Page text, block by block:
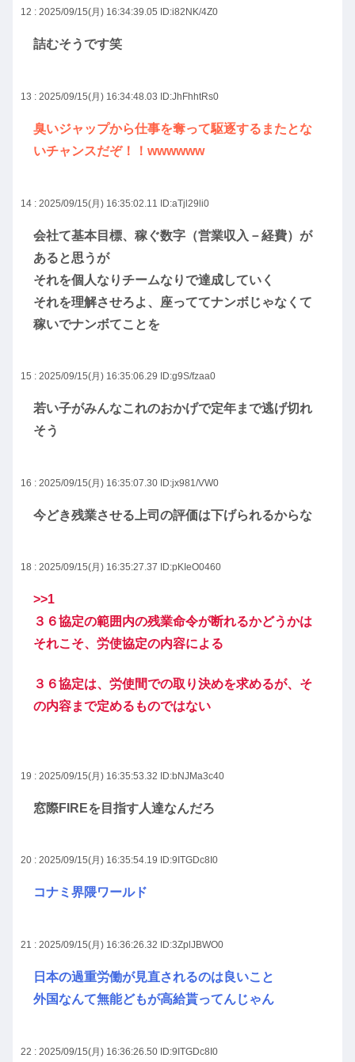
12 : 2025/09/15(月) 16:34:39.05 ID:i82NK/4Z0
詰むそうです笑
13 : 2025/09/15(月) 16:34:48.03 ID:JhFhhtRs0
臭いジャップから仕事を奪って駆逐するまたとな
いチャンスだぞ！！wwwwww
14 : 2025/09/15(月) 16:35:02.11 ID:aTjl29li0
会社て基本目標、稼ぐ数字（営業収入－経費）が
あると思うが
それを個人なりチームなりで達成していく
それを理解させろよ、座っててナンボじゃなくて
稼いでナンボてことを
15 : 2025/09/15(月) 16:35:06.29 ID:g9S/fzaa0
若い子がみんなこれのおかげで定年まで逃げ切れ
そう
16 : 2025/09/15(月) 16:35:07.30 ID:jx981/VW0
今どき残業させる上司の評価は下げられるからな
18 : 2025/09/15(月) 16:35:27.37 ID:pKIeO0460
>>1
３６協定の範囲内の残業命令が断れるかどうかは
それこそ、労使協定の内容による
３６協定は、労使間での取り決めを求めるが、そ
の内容まで定めるものではない
19 : 2025/09/15(月) 16:35:53.32 ID:bNJMa3c40
窓際FIREを目指す人達なんだろ
20 : 2025/09/15(月) 16:35:54.19 ID:9ITGDc8I0
コナミ界隈ワールド
21 : 2025/09/15(月) 16:36:26.32 ID:3ZplJBWO0
日本の過重労働が見直されるのは良いこと
外国なんて無能どもが高給貰ってんじゃん
22 : 2025/09/15(月) 16:36:26.50 ID:9ITGDc8I0